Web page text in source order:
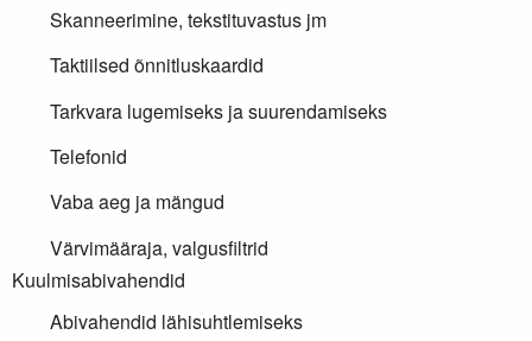
Skanneerimine, tekstituvastus jm
Taktiilsed õnnitluskaardid
Tarkvara lugemiseks ja suurendamiseks
Telefonid
Vaba aeg ja mängud
Värvimääraja, valgusfiltrid
Kuulmisabivahendid
Abivahendid lähisuhtlemiseks